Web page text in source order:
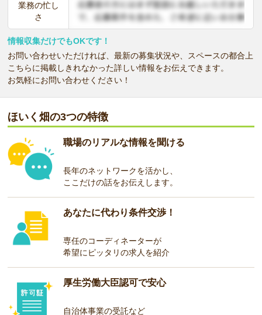
業務の忙し
さ
情報収集だけでもOKです！
お問い合わせいただければ、最新の募集状況や、スペースの都合上
こちらに掲載しきれなかった詳しい情報をお伝えできます。
お気軽にお問い合わせください！
ほいく畑の3つの特徴
職場のリアルな情報を聞ける
長年のネットワークを活かし、
ここだけの話をお伝えします。
あなたに代わり条件交渉！
専任のコーディネーターが
希望にピッタリの求人を紹介
厚生労働大臣認可で安心
自治体事業の受託など